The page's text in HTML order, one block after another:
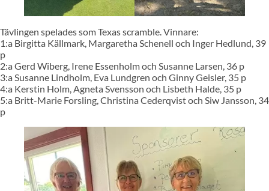
Tävlingen spelades som Texas scramble. Vinnare:
1:a Birgitta Källmark, Margaretha Schenell och Inger Hedlund, 39
p
2:a Gerd Wiberg, Irene Essenholm och Susanne Larsen, 36 p
3:a Susanne Lindholm, Eva Lundgren och Ginny Geisler, 35 p
4:a Kerstin Holm, Agneta Svensson och Lisbeth Halde, 35 p
5:a Britt-Marie Forsling, Christina Cederqvist och Siw Jansson, 34
p